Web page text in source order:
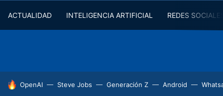
ACTUALIDAD INTELIGENCIA ARTIFICIAL REDES
HOY SE HABLA DE
OpenAI Steve Jobs Generación Z Android